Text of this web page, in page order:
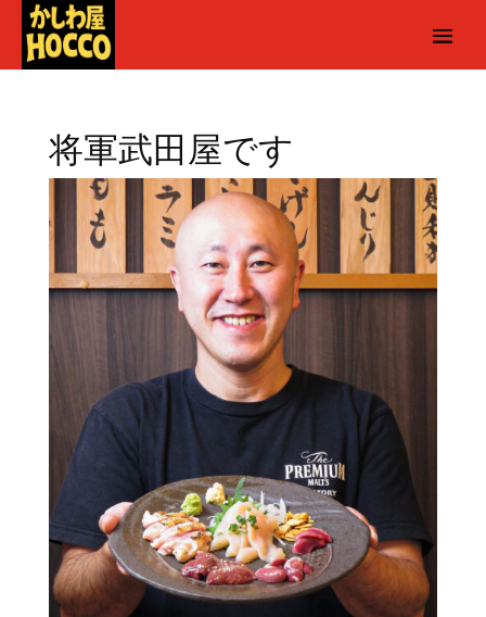
将軍武田屋です